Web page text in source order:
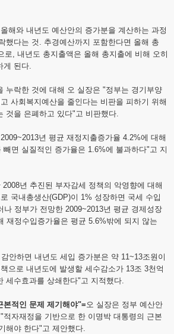
해와 내년도 예산안의 증가분을 계산하는 과정
했다는 것. 추경예산까지 포함한다면 올해 총
로, 내년도 총지출액은 올해 총지출에 비해 오히
게 된다.
누락한 것에 대해 오 실장은 "정부는 경기부양
사회복지예산을 줄인다는 비판을 피하기 위해
것을 은폐하고 있다"고 비판했다.
년 평균 재정지출증가율 4.2%에 대해
면 실질적인 증가율은 1.6%에 불과하다"고 지
년 추진된 부자감세 정책의 악영향에 대해
국내총생산(GDP)이 1% 성장하면 국세 수입
나 정부가 전망한 2009~2013년 평균 경제성장
재정수입증가율은 평균 5.6%밖에 되지 않는
안하면 내년도 세입 증가분은 약 11~13조원이
으로 내년도에 발생할 세수감소가 13조 3천억
세수효과를 상쇄한다"고 지적했다.
적인 문제 제기해야"=오 실장은 정부 예산안
자재정을 기반으로 한 이명박 대통령의 근본
해야 한다"고 제안했다.